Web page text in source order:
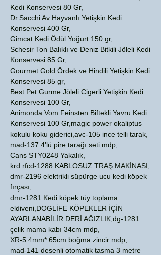
Kedi Konservesi 80 Gr,
Dr.Sacchi Av Hayvanlı Yetişkin Kedi
Konservesi 400 Gr,
Gimcat Kedi Ödül Yoğurt 150 gr,
Schesir Ton Balıklı ve Deniz Bitkili Jöleli Kedi
Konservesi 85 Gr,
Gourmet Gold Ördek ve Hindili Yetişkin Kedi
Konservesi 85 gr,
Best Pet Gurme Jöleli Cigerli Yetişkin Kedi
Konservesi 100 Gr,
Animonda Vom Feinsten Biftekli Yavru Kedi
Konservesi 100 Gr,magic power okaliptus
kokulu koku giderici,avc-105 ince telli tarak,
mad-137 4'lü pire tarağı seti mdp,
Cans STY0248 Yakalık,
krd rfcd-1288 KABLOSUZ TRAŞ MAKİNASI,
dmr-2196 elektrikli süpürge ucu kedi köpek
fırçası,
dmr-1281 Kedi köpek tüy toplama
eldiveni,DOGLİFE KÖPEKLER İÇİN
AYARLANABİLİR DERİ AĞIZLIK,dg-1281
çelik mama kabı 34cm mdp,
XR-5 4mm* 65cm boğma zincir mdp,
mad-141 desenli otomatik tasma 3 metre